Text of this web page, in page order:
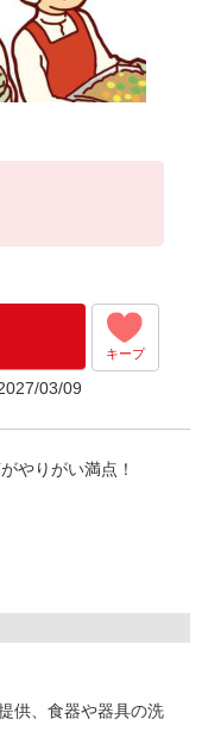
キープ
03/09
やりがい満点！
の方や主婦の方も活
供、食器や器具の洗